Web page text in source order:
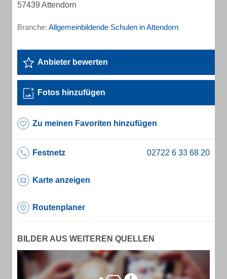
57439 Attendorn
Branche: Allgemeinbildende Schulen in Attendorn
Anbieter bewerten
Fotos hinzufügen
Zu meinen Favoriten hinzufügen
Festnetz
Karte anzeigen
Routenplaner
BILDER AUS WEITEREN QUELLEN